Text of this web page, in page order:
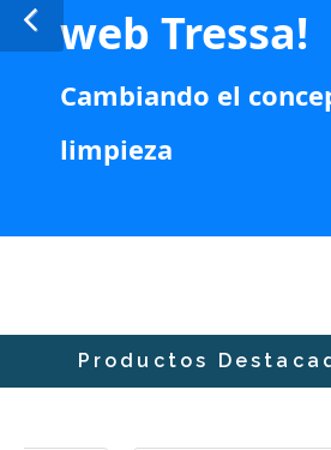
web Tressa!
Cambiando el
limpieza
Productos